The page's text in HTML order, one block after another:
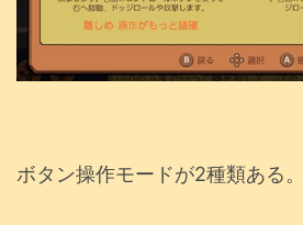
ボタン操作モードが2種類ある。